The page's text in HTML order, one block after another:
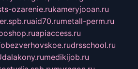
ozarenie.rukameryjooan.ru
aid70.rumetall-perm.ru
apiaccess.ru
bezverhovskoe.rudrsschool.ru
dalakony.rumedikijob.ru